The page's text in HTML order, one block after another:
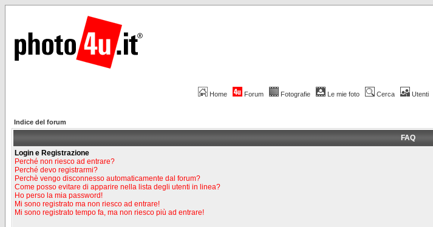
Home Forum Fotografie Le mie foto Cerca Utenti
Indice del forum
FAQ
Login e Registrazione
Perché non riesco ad entrare?
Perché devo registrarmi?
Perchè vengo disconnesso automaticamente dal forum?
Come posso evitare di apparire nella lista degli utenti in linea?
Ho perso la mia password!
Mi sono registrato ma non riesco ad entrare!
Mi sono registrato tempo fa, ma non riesco più ad entrare!